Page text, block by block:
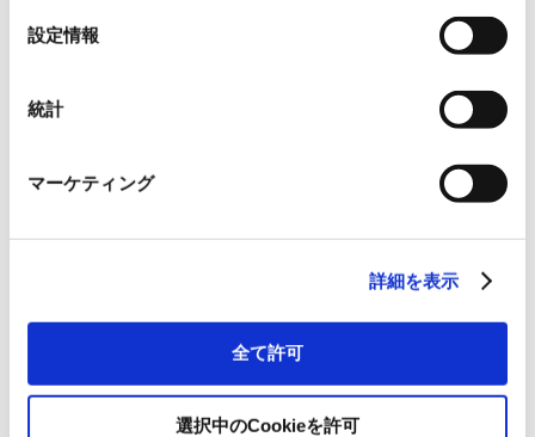
設定情報
統計
マーケティング
詳細を表示
全て許可
選択中のCookieを許可
クリーンルーム内部